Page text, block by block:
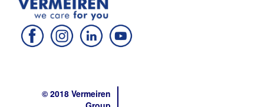
© 2018 Vermeiren